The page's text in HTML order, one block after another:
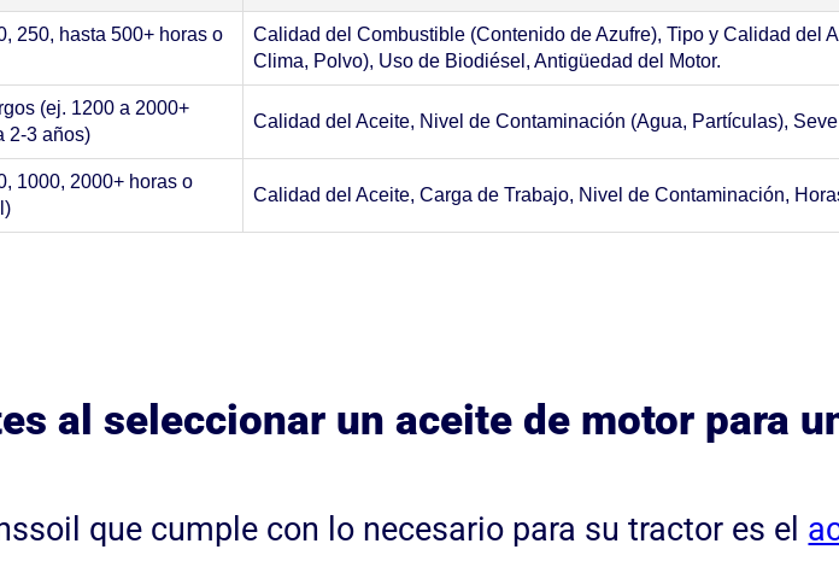
250, hasta 500+ horas o
Calidad del Combustible (Contenido de Azufre), Tipo y Calidad del
Clima, Polvo), Uso de Biodiésel, Antigüedad del Motor.
(ej. 1200 a 2000+
2-3 años)
Calidad del Aceite, Nivel de Contaminación (Agua, Partículas),
1000, 2000+ horas o
Calidad del Aceite, Carga de Trabajo, Nivel de Contaminación,
al seleccionar un aceite de motor para
que cumple con lo necesario para su tractor es el